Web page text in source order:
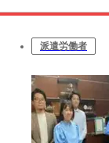
派遣労働者